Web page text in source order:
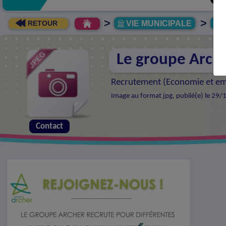
RETOUR > VIE MUNICIPALE >
Le groupe
Recrutement (Economie et
Image au format jpg, publié(e) le
Contact